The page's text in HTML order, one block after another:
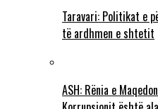
Taravari: Politikat e
të ardhmen e shtetit
ASH: Rënia e